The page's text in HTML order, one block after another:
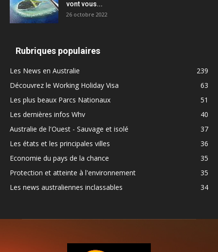
vont vous...
26 octobre 2022
Rubriques populaires
Les News en Australie
239
Découvrez le Working Holiday Visa
63
Les plus beaux Parcs Nationaux
51
Les dernières infos Whv
40
Australie de l'Ouest - Sauvage et isolé
37
Les états et les principales villes
36
Economie du pays de la chance
35
Protection et atteinte à l'environnement
35
Les news australiennes inclassables
34